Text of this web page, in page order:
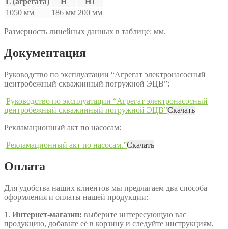
1050 мм
186 мм 200 мм
Размерность линейных данных в таблице: мм.
Документация
Руководство по эксплуатации “Агрегат электронасосный
центробежный скважинный погружной ЭЦВ”:
Руководство по эксплуатации “Агрегат электронасосный
центробежный скважинный погружной ЭЦВ”Скачать
Рекламационный акт по насосам:
Рекламационный акт по насосам.”Скачать
Оплата
Для удобства наших клиентов мы предлагаем два способа
оформления и оплаты нашей продукции:
1. Интернет-магазин: выберите интересующую вас
продукцию, добавьте её в корзину и следуйте инструкциям,